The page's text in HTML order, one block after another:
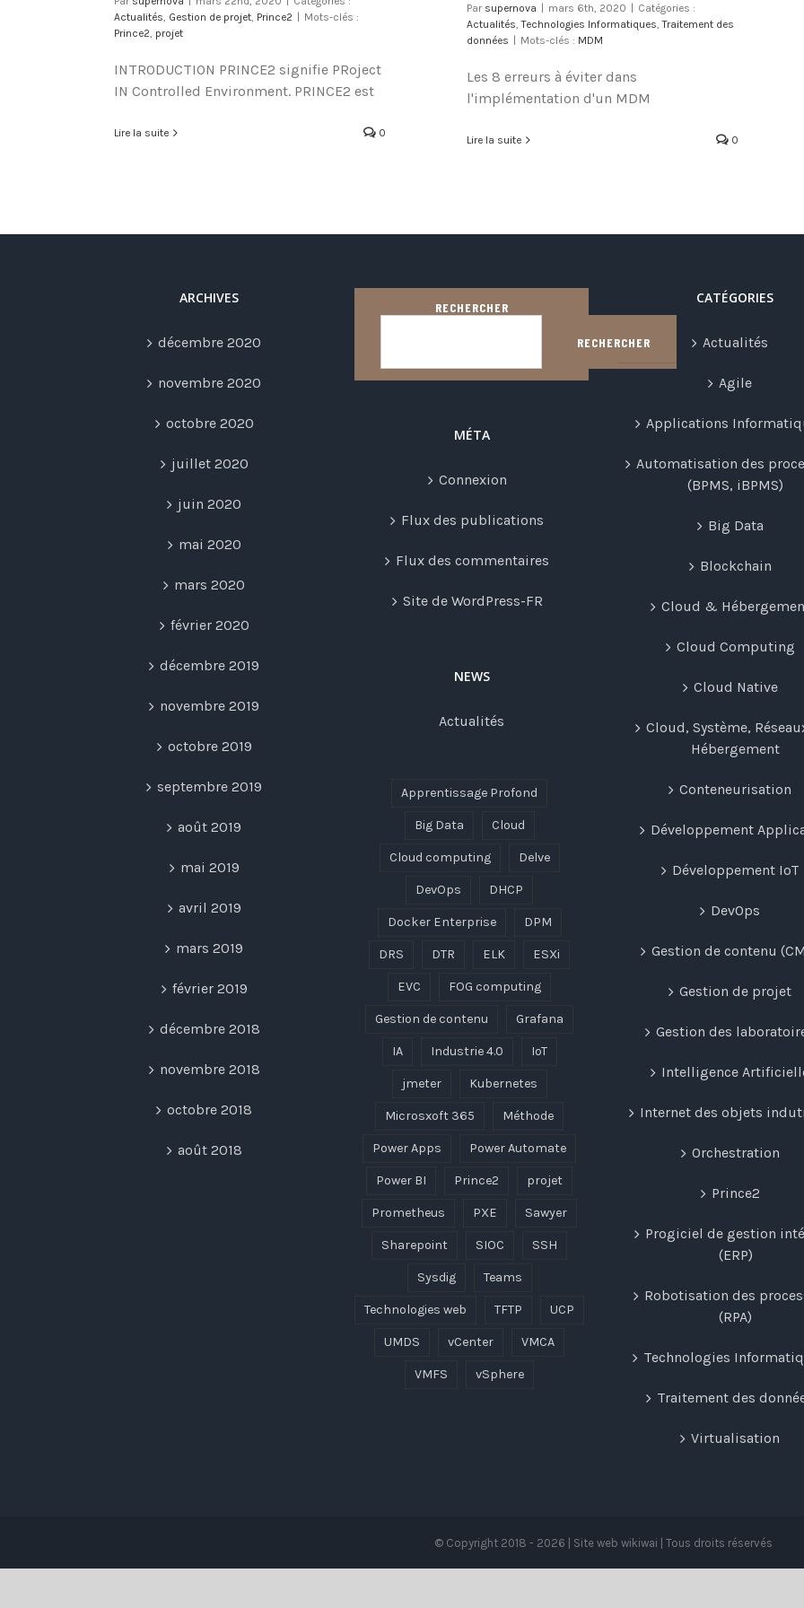
Actualités Gestion de projet Prince2 | Mots-clés :
Prince2 projet
INTRODUCTION PRINCE2 signifie PRoject
IN Controlled Environment. PRINCE2 est
Lire la suite 0
Par supernova | mars 6th, 2020 | Catégories :
Actualités ,Technologies Informatiques ,Traitement des
données | Mots-clés : MDM
Les 8 erreurs à éviter dans
l'implémentation d'un MDM
Lire la suite 0
ARCHIVES
décembre 2020
novembre 2020
octobre 2020
juillet 2020
juin 2020
mai 2020
mars 2020
février 2020
décembre 2019
novembre 2019
octobre 2019
septembre 2019
août 2019
mai 2019
avril 2019
mars 2019
février 2019
décembre 2018
novembre 2018
octobre 2018
août 2018
RECHERCHER
RECHERCHER
MÉTA
Connexion
Flux des publications
Flux des commentaires
Site de WordPress-FR
NEWS
Actualités
Apprentissage Profond
Big Data Cloud
Cloud computing Delve
DevOps DHCP
Docker Enterprise DPM
DRS DTR ELK ESXi
EVC FOG computing
Gestion de contenu Grafana
IA Industrie 4.0 IoT
jmeter Kubernetes
Microsxoft 365 Méthode
Power Apps Power Automate
Power BI Prince2 projet
Prometheus PXE Sawyer
Sharepoint SIOC SSH
Sysdig Teams
Technologies web TFTP UCP
UMDS vCenter VMCA
VMFS vSphere
CATÉGORIES
Actualités
Agile
Applications
Automatisation des
(BPMS, iBPMS)
Big Data
Blockchain
Cloud &
Cloud Computing
Cloud Native
Cloud, Système,
Hébergement
Conteneurisation
Développement
Développement IoT
DevOps
Gestion de contenu
Gestion de projet
Gestion des
Intelligence
Internet des objets
Orchestration
Prince2
Progiciel de gestion
(ERP)
Robotisation des
(RPA)
Technologies
Traitement des
Virtualisation
© Copyright 2018 - 2026 | Site web wikiwai | Tous droits réservés